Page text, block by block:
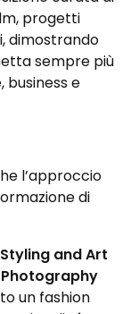
progetti
dimostrando
sempre più
business e
l’approccio
di
and Art
un fashion